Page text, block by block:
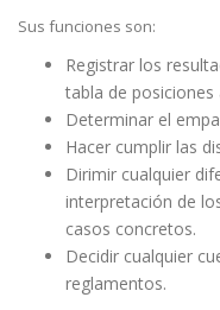
Sus funciones son:
Registrar los
tabla de
Determinar el
Hacer cumplir las
Dirimir cualquier
interpretación de
casos concretos.
Decidir cualquier
reglamentos.